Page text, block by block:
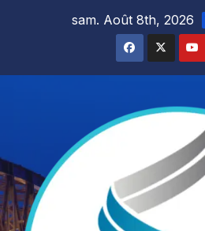
sam. Août 8th, 2026